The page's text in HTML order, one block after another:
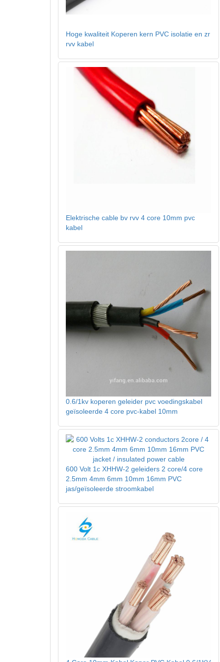
Hoge kwaliteit Koperen kern PVC isolatie en zr
rvv kabel
Elektrische cable bv rvv 4 core 10mm pvc
kabel
0.6/1kv koperen geleider pvc voedingskabel
geïsoleerde 4 core pvc-kabel 10mm
600 Volt 1c XHHW-2 geleiders 2 core/4 core
2.5mm 4mm 6mm 10mm 16mm PVC
jas/geïsoleerde stroomkabel